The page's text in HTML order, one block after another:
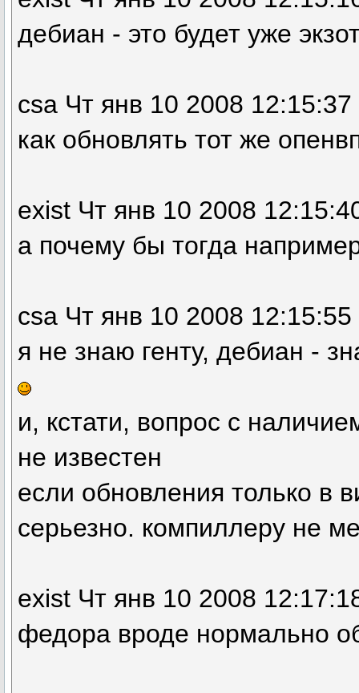
дебиан - это будет уже
csa Чт янв 10 2008 12:15:37
как обновлять тот же
exist Чт янв 10 2008
а почему бы тогда
csa Чт янв 10 2008 12:15:55
я не знаю генту, дебиан -
и, кстати, вопрос с
не известен
если обновления только в
серьезно. компиллеру не
exist Чт янв 10 2008
федора вроде нормально